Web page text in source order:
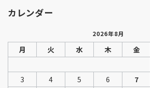
カレンダー
2026年8月
月 火 水 木 金
3
4 5 6 7